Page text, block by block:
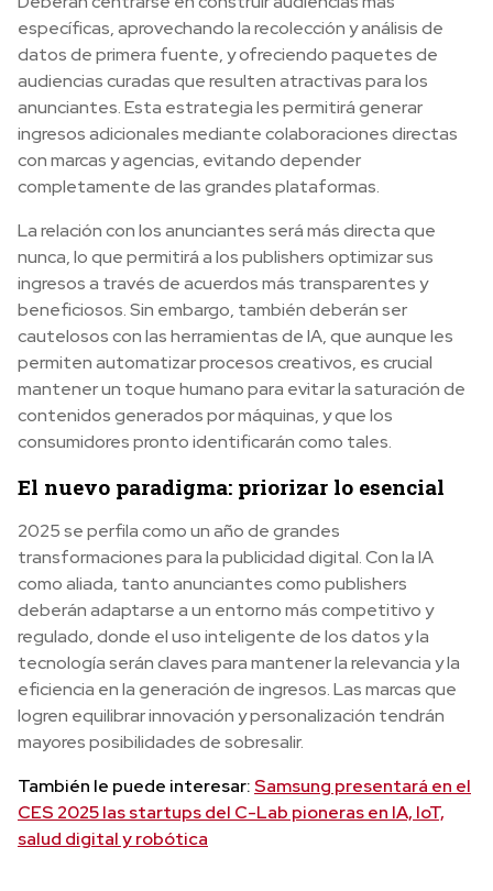
específicas, aprovechando la recolección y análisis de
datos de primera fuente, y ofreciendo paquetes de
audiencias curadas que resulten atractivas para los
anunciantes. Esta estrategia les permitirá generar
ingresos adicionales mediante colaboraciones directas
con marcas y agencias, evitando depender
completamente de las grandes plataformas.
La relación con los anunciantes será más directa que
nunca, lo que permitirá a los publishers optimizar sus
ingresos a través de acuerdos más transparentes y
beneficiosos. Sin embargo, también deberán ser
cautelosos con las herramientas de IA, que aunque les
permiten automatizar procesos creativos, es crucial
mantener un toque humano para evitar la saturación de
contenidos generados por máquinas, y que los
consumidores pronto identificarán como tales.
El nuevo paradigma: priorizar lo esencial
2025 se perfila como un año de grandes
transformaciones para la publicidad digital. Con la IA
como aliada, tanto anunciantes como publishers
deberán adaptarse a un entorno más competitivo y
regulado, donde el uso inteligente de los datos y la
tecnología serán claves para mantener la relevancia y la
eficiencia en la generación de ingresos. Las marcas que
logren equilibrar innovación y personalización tendrán
mayores posibilidades de sobresalir.
También le puede interesar:Samsung presentará en el
CES 2025 las startups del C-Lab pioneras en IA, IoT,
salud digital y robótica